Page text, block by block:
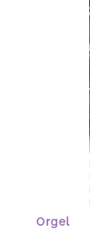
Orgel